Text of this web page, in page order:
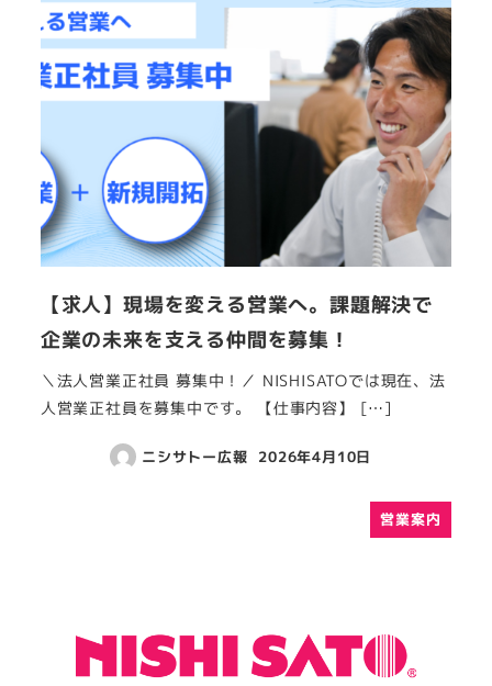
【求人】現場を変える営業へ。課題解決で
企業の未来を支える仲間を募集！
＼法人営業正社員 募集中！／ NISHISATOでは現在、法
人営業正社員を募集中です。 【仕事内容】 […]
ニシサトー広報 2026年4月10日
営業案内